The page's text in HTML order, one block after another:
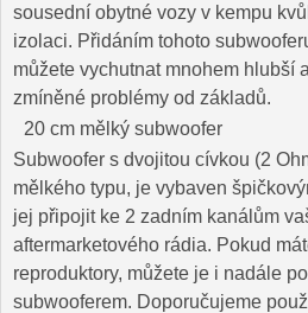
sousední obytné vozy v kempu
izolaci. Přidáním tohoto
můžete vychutnat mnohem hlubší
zmíněné problémy od základů.
20 cm mělký subwoofer
Subwoofer s dvojitou cívkou (2
mělkého typu, je vybaven
jej připojit ke 2 zadním kanálům
aftermarketového rádia. Pokud
reproduktory, můžete je i nadále
subwooferem. Doporučujeme